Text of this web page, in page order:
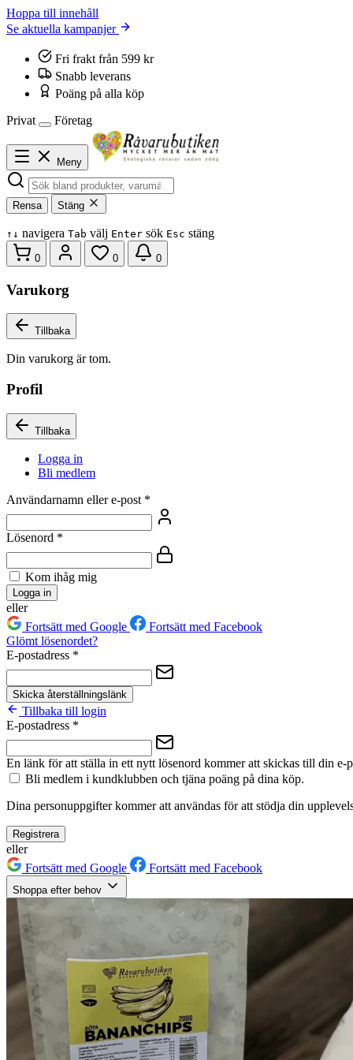
Hoppa till innehåll
Se aktuella kampanjer
Fri frakt från 599 kr
Snabb leverans
Poäng på alla köp
Privat
Företag
Meny
Rensa Stäng
↑ ↓ navigera Tab välj Enter sök Esc stäng
0 0 0
Varukorg
Tillbaka
Din varukorg är tom.
Profil
Tillbaka
Logga in
Bli medlem
Användarnamn eller e-post *
Lösenord *
Kom ihåg mig
Logga in
eller
Fortsätt med Google
Fortsätt med Facebook
Glömt lösenordet?
E-postadress *
Skicka återställningslänk
Tillbaka till login
E-postadress *
En länk för att ställa in ett nytt lösenord kommer att skickas till din e-
Bli medlem i kundklubben och tjäna poäng på dina köp.
Dina personuppgifter kommer att användas för att stödja din
Registrera
eller
Fortsätt med Google
Fortsätt med Facebook
Shoppa efter behov